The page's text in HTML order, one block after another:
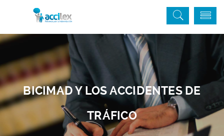
BICIMAD Y LOS ACCIDENTES DE
TRÁFICO